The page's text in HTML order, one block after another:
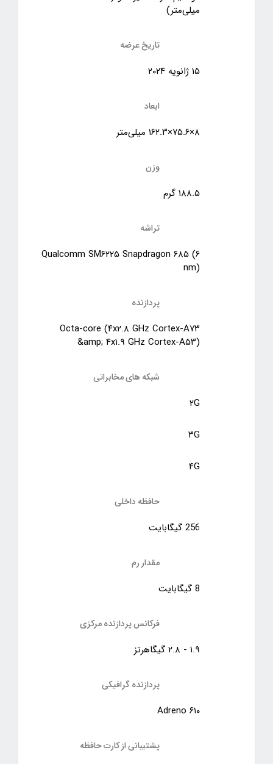
میلی‌متر)
تاریخ عرضه
۱۵ ژانویه ۲۰۲۴
ابعاد
۸×۷۵.۶×۱۶۲.۳ میلی‌متر
وزن
۱۸۸.۵ گرم
تراشه
Qualcomm SM۶۲۲۵ Snapdragon ۶۸۵ (۶
nm)
پردازنده‌
Octa-core (۴x۲.۸ GHz Cortex-A۷۳
&amp; ۴x۱.۹ GHz Cortex-A۵۳)
شبکه های مخابراتی
۲G
۳G
۴G
حافظه داخلی
256 گیگابایت
مقدار رم
8 گیگابایت
فرکانس پردازنده‌ مرکزی
۱.۹ - ۲.۸ گیگاهرتز
پردازنده‌ گرافیکی
Adreno ۶۱۰
پشتیبانی از کارت حافظه